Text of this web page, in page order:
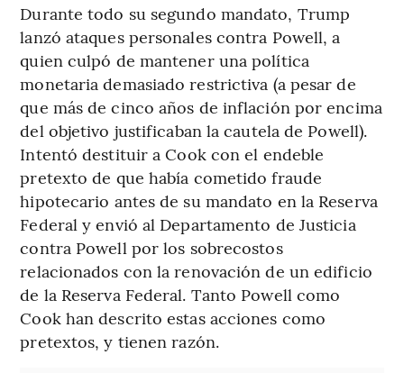
Durante todo su segundo mandato, Trump
lanzó ataques personales contra Powell, a
quien culpó de mantener una política
monetaria demasiado restrictiva (a pesar de
que más de cinco años de inflación por encima
del objetivo justificaban la cautela de Powell).
Intentó destituir a Cook con el endeble
pretexto de que había cometido fraude
hipotecario antes de su mandato en la Reserva
Federal y envió al Departamento de Justicia
contra Powell por los sobrecostos
relacionados con la renovación de un edificio
de la Reserva Federal. Tanto Powell como
Cook han descrito estas acciones como
pretextos, y tienen razón.